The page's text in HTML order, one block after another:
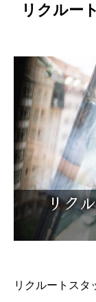
リクルー
リクルートスタ